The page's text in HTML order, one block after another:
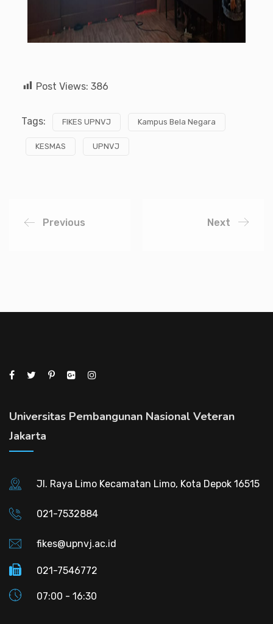
Post Views: 386
Tags: FIKES UPNVJ Kampus Bela Negara
KESMAS UPNVJ
Previous Next
Universitas Pembangunan Nasional Veteran
Jakarta
Jl. Raya Limo Kecamatan Limo, Kota Depok 16515
021-7532884
fikes@upnvj.ac.id
021-7546772
07:00 - 16:30